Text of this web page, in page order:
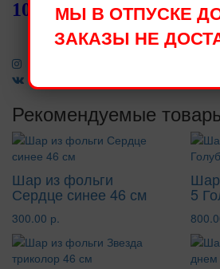
10 - 15 см.
Рекомендуемые
Шар из фольги
Сердце синее 46 см
300.00 р.
5
МЫ В ОТПУСКЕ ДО
ЗАКАЗЫ НЕ